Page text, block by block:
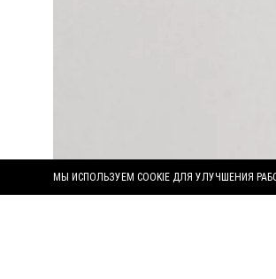
МЫ ИСПОЛЬЗУЕМ COOKIE ДЛЯ УЛУЧШЕНИЯ